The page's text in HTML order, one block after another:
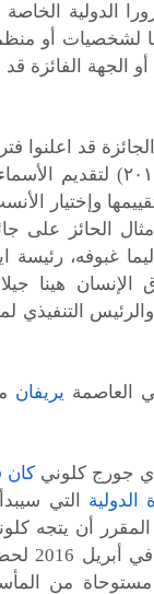
الدولية الخاصة
لشخصيات أو
الجهة الفائزة
تشرين الأول الماضي
وإختيار
الحائز على
غبوفه، رئيسة
هينا
التنفيذي
العاصمة يريفان
جورج كلوني
الدولية
التي
حيث من المقرر أن
العاصمة
مستوحاة من